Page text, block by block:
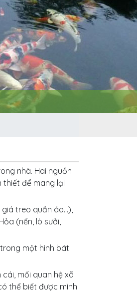
nhà. Hai nguồn
thiết để mang lại
treo quần áo…),
(nến, lò sưởi,
một hình bát
mối quan hệ xã
thể biết được mình